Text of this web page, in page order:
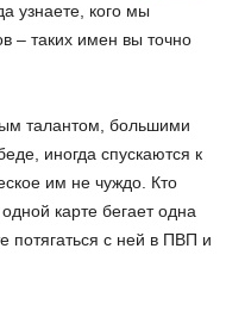
узнаете, кого мы
– таких имен вы точно
талантом, большими
иногда спускаются к
им не чуждо. Кто
карте бегает одна
потягаться с ней в ПВП и